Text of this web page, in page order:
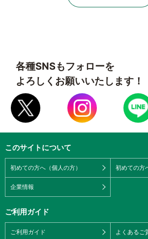
各種SNSもフォローを
よろしくお願いいたします！
このサイトについて
初めての方へ（個人の方） 初めての方
企業情報
ご利用ガイド
ご利用ガイド よくあるご